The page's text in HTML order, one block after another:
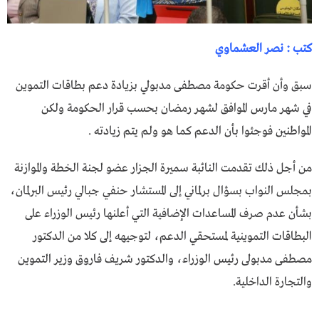
كتب : نصر العشماوي
سبق وأن أقرت حكومة مصطفى مدبولي بزيادة دعم بطاقات التموين
في شهر مارس الموافق لشهر رمضان بحسب قرار الحكومة ولكن
المواطنين فوجئوا بأن الدعم كما هو ولم يتم زيادته .
من أجل ذلك تقدمت النائبة سميرة الجزار عضو لجنة الخطة والموازنة
بمجلس النواب بسؤال برلماني إلى المستشار حنفي جبالي رئيس البرلمان،
بشأن عدم صرف المساعدات الإضافية التي أعلنها رئيس الوزراء على
البطاقات التموينية لمستحقي الدعم، لتوجيهه إلى كلا من الدكتور
مصطفى مدبولى رئيس الوزراء، والدكتور شريف فاروق وزير التموين
والتجارة الداخلية.